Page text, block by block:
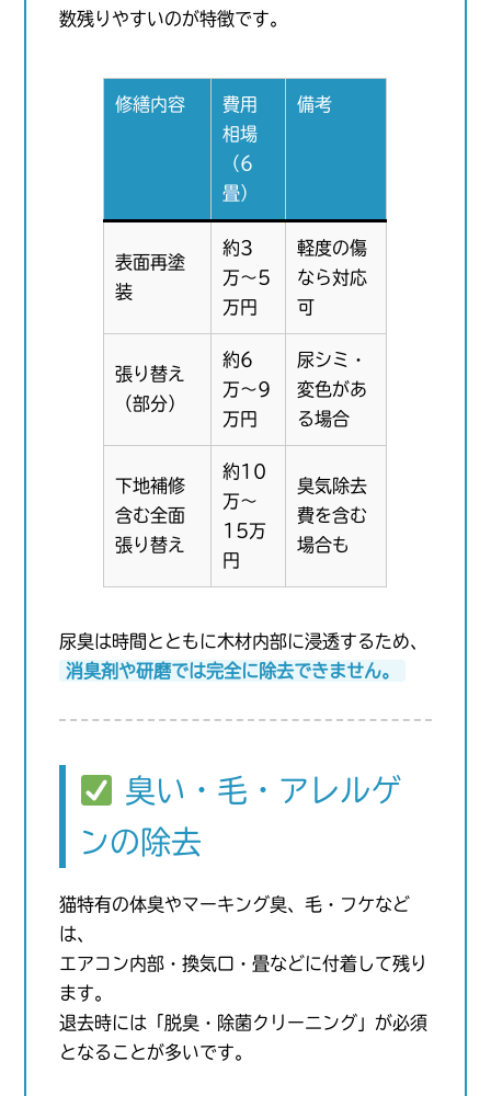
数残りやすいのが特徴です。
修繕内容
費用
相場
（6
畳）
備考
表面再塗
装
約3
万〜5
万円
軽度の傷
なら対応
可
張り替え
（部分）
約6
万〜9
万円
尿シミ・
変色があ
る場合
下地補修
含む全面
張り替え
約10
万〜
15万
円
臭気除去
費を含む
場合も
尿臭は時間とともに木材内部に浸透するため、
消臭剤や研磨では完全に除去できません。
臭い・毛・アレルゲ
ンの除去
猫特有の体臭やマーキング臭、毛・フケなど
は、
エアコン内部・換気口・畳などに付着して残り
ます。
退去時には「脱臭・除菌クリーニング」が必須
となることが多いです。